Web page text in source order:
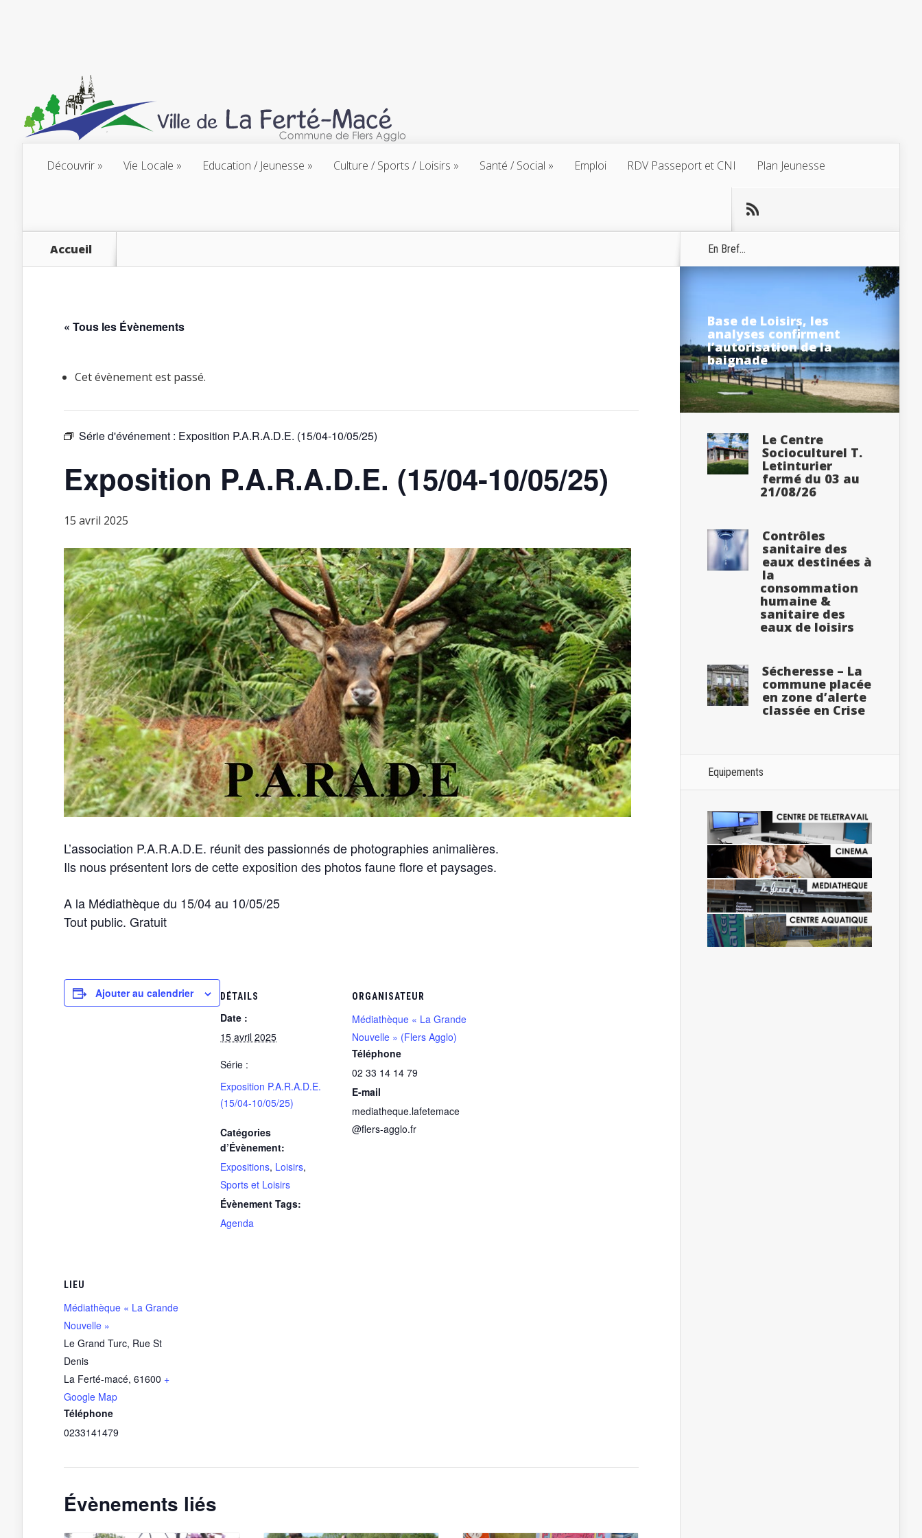
Découvrir Vie Locale Education / Jeunesse Culture / Sports / Loisirs Santé / Social Emploi RDV Passeport et CNI Plan Jeunesse
Accueil
« Tous les Évènements
Cet évènement est passé.
Série d'événement : Exposition P.A.R.A.D.E. (15/04-10/05/25)
Exposition P.A.R.A.D.E. (15/04-10/05/25)
15 avril 2025
L’association P.A.R.A.D.E. réunit des passionnés de photographies animalières.
Ils nous présentent lors de cette exposition des photos faune flore et paysages.
A la Médiathèque du 15/04 au 10/05/25
Tout public. Gratuit
Ajouter au calendrier DÉTAILS
Date :
15 avril 2025
Série :
Exposition P.A.R.A.D.E.
(15/04-10/05/25)
Catégories
d’Évènement:
Expositions, Loisirs,
Sports et Loisirs
Évènement Tags:
Agenda
ORGANISATEUR
Médiathèque « La Grande
Nouvelle » (Flers Agglo)
Téléphone
02 33 14 14 79
E-mail
mediatheque.lafetemace
@flers-agglo.fr
LIEU
Médiathèque « La Grande
Nouvelle »
Le Grand Turc, Rue St
Denis
La Ferté-macé, 61600 +
Google Map
Téléphone
0233141479
Évènements liés
En Bref...
Base de Loisirs, les
analyses confirment
l’autorisation de la
baignade
Le Centre
Socioculturel T.
Letinturier
fermé du 03 au
21/08/26
Contrôles
sanitaire des
eaux destinées à
la
consommation
humaine &
sanitaire des
eaux de loisirs
Sécheresse – La
commune placée
en zone d’alerte
classée en Crise
Equipements